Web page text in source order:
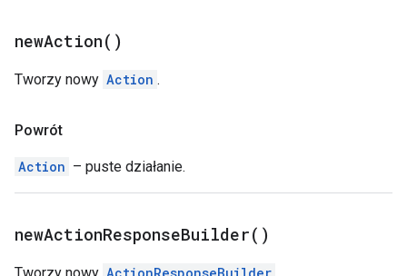
newAction( )
Tworzy nowy Action .
Powrót
Action – puste działanie.
newActionResponseBuilder( )